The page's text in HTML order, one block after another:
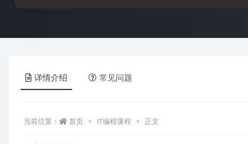
详情介绍 常见问题
当前位置： 首页 IT编程课程 正文